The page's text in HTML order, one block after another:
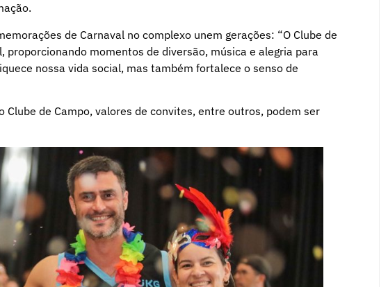
de Carnaval no complexo unem gerações: “O Clube de
momentos de diversão, música e alegria para
nossa vida social, mas também fortalece o senso de
de Campo, valores de convites, entre outros, podem ser